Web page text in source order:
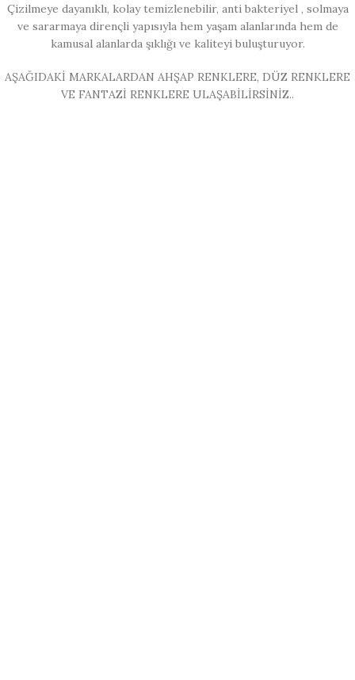
Çizilmeye dayanıklı, kolay temizlenebilir, anti bakteriyel , solmaya
ve sararmaya dirençli yapısıyla hem yaşam alanlarında hem de
kamusal alanlarda şıklığı ve kaliteyi buluşturuyor.
AŞAĞIDAKİ MARKALARDAN AHŞAP RENKLERE, DÜZ RENKLERE
VE FANTAZİ RENKLERE ULAŞABİLİRSİNİZ..